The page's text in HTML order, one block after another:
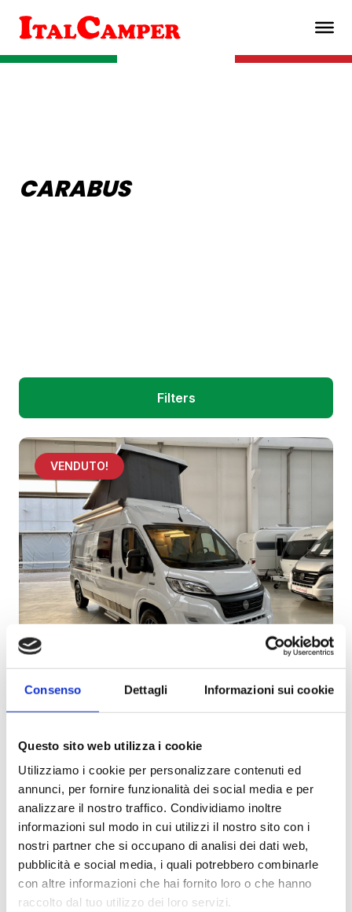
Consenso Dettagli Informazioni sui cookie
Questo sito web utilizza i cookie
Utilizziamo i cookie per personalizzare contenuti ed
annunci, per fornire funzionalità dei social media e per
analizzare il nostro traffico. Condividiamo inoltre
informazioni sul modo in cui utilizzi il nostro sito con i
nostri partner che si occupano di analisi dei dati web,
pubblicità e social media, i quali potrebbero combinarle
con altre informazioni che hai fornito loro o che hanno
raccolto dal tuo utilizzo dei loro servizi.
CARABUS
Filters
VENDUTO!
Weinsberg Carabus 599
Marca Modello
Tipologia
Semintegrale
Posti letto
4+1
Contattaci per info